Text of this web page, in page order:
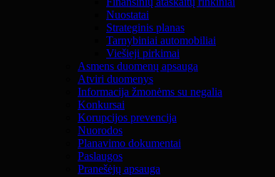
Nuostatai
Strateginis planas
Tarnybiniai automobiliai
Viešieji pirkimai
Asmens duomenų apsauga
Atviri duomenys
Informacija žmonėms su negalia
Konkursai
Korupcijos prevencija
Nuorodos
Planavimo dokumentai
Paslaugos
Pranešėjų apsauga